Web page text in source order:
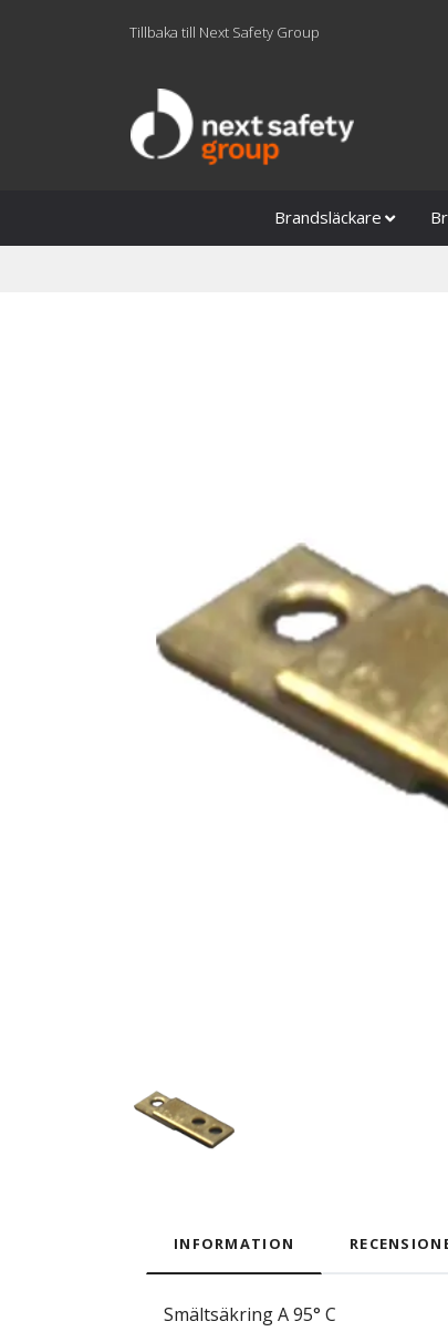
Tillbaka till Next Safety Group
Brandsläckare
INFORMATION
Smältsäkring A 95° C